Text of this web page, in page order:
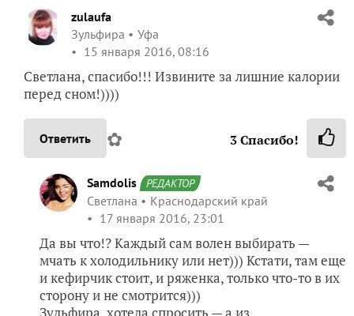
zulaufa
Зульфира
Уфа
15 января 2016, 08:16
Светлана, спасибо!!! Извините за лишние калории
перед сном!))))
Ответить ✿ 3Спасибо!
Samdolis РЕДАКТОР
Светлана
Краснодарский край
17 января 2016, 23:01
Да вы что!? Каждый сам волен выбирать —
мчать к холодильнику или нет))) Кстати, там еще
и кефирчик стоит, и ряженка, только что-то в их
сторону и не смотрится)))